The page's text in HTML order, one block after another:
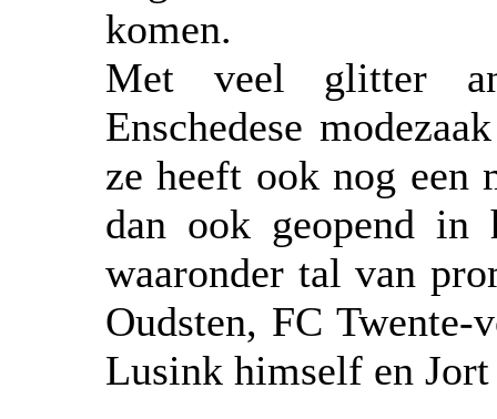
komen.
Met veel glitter
Enschedese
ze heeft ook nog een
dan ook geopend
waaronder tal van
Oudsten, FC
Lusink himself en